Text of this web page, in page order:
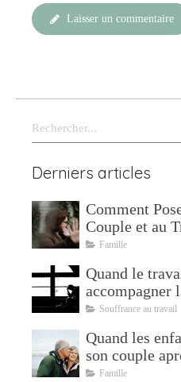
Laisser un commentaire
Rechercher
Derniers articles
Comment
Couple et au
à Mudaison
Famille
Quand le
accompagner
l'après
Souffrance au travail
Quand les
son couple
parentalité
Famille